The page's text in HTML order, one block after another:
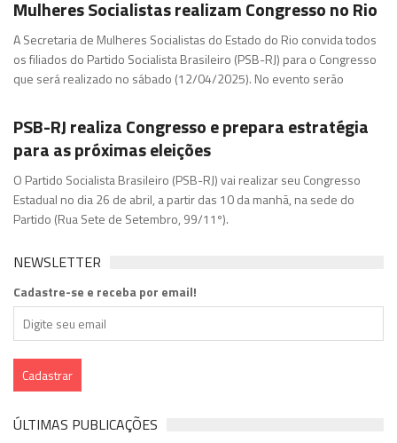
Mulheres Socialistas realizam Congresso no Rio
A Secretaria de Mulheres Socialistas do Estado do Rio convida todos
os filiados do Partido Socialista Brasileiro (PSB-RJ) para o Congresso
que será realizado no sábado (12/04/2025). No evento serão
PSB-RJ realiza Congresso e prepara estratégia
para as próximas eleições
O Partido Socialista Brasileiro (PSB-RJ) vai realizar seu Congresso
Estadual no dia 26 de abril, a partir das 10 da manhã, na sede do
Partido (Rua Sete de Setembro, 99/11º).
NEWSLETTER
Cadastre-se e receba por email!
ÚLTIMAS PUBLICAÇÕES